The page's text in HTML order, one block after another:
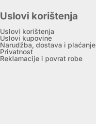
Uslovi korištenja
Uslovi korištenja
Uslovi kupovine
Narudžba, dostava i plaćanje
Privatnost
Reklamacije i povrat robe